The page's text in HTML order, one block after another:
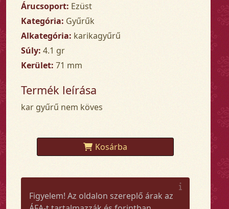
Árucsoport: Ezüst
Kategória: Gyűrűk
Alkategória: karikagyűrű
Súly: 4.1 gr
Kerület: 71 mm
Termék leírása
kar gyűrű nem köves
Kosárba
Figyelem! Az oldalon szereplő árak az